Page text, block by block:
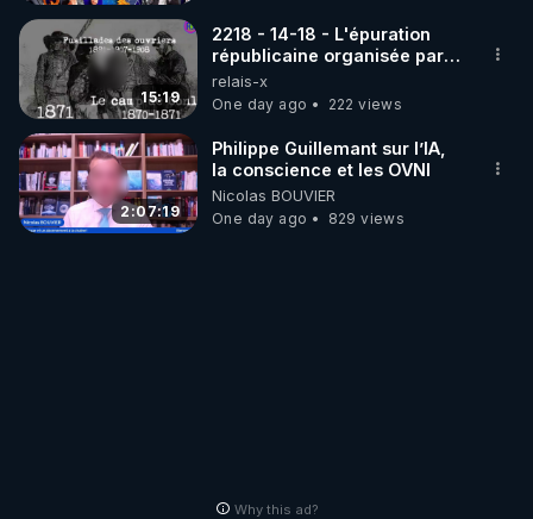
15:19
2218 - 14-18 - L'épuration
républicaine organisée par
les frères de la truelle
relais-x
One day ago
222 views
2:07:19
Philippe Guillemant sur l’IA,
la conscience et les OVNI
Nicolas BOUVIER
One day ago
829 views
Why this ad?